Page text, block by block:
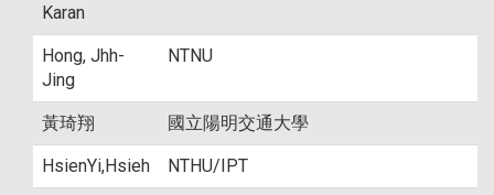
Karan
Hong, Jhh-
Jing
NTNU
黃琦翔 國立陽明交通大學
HsienYi,Hsieh NTHU/IPT